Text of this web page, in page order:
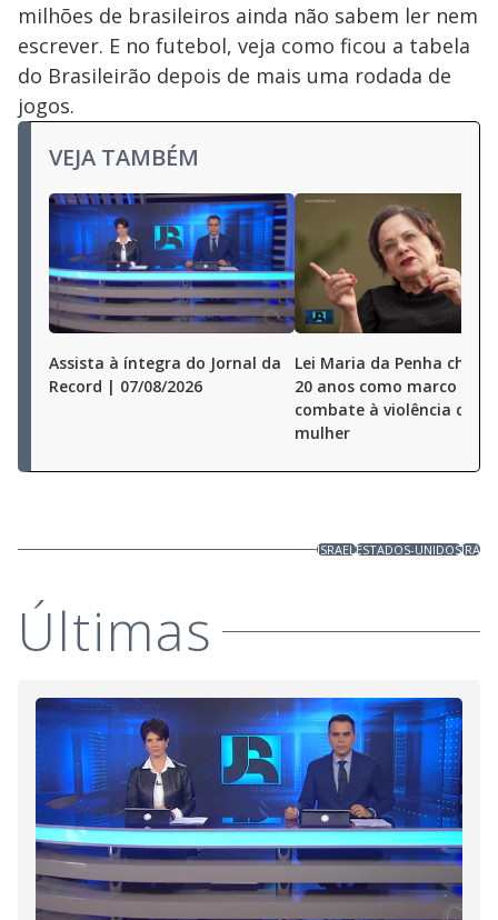
milhões de brasileiros ainda não sabem ler nem
escrever. E no futebol, veja como ficou a tabela
do Brasileirão depois de mais uma rodada de
jogos.
VEJA TAMBÉM
Assista à íntegra do Jornal da
Record | 07/08/2026
Lei Maria da Penha chega
20 anos como marco no
combate à violência
mulher
ISRAELESTADOS-UNIDOSIRA
Últimas